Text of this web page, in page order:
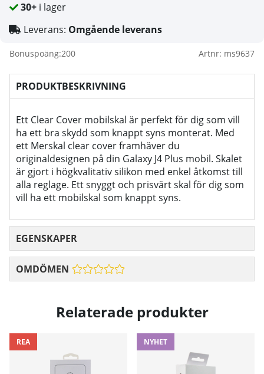
30+ i lager
Leverans: Omgående leverans
Bonuspoäng:200 Artnr: ms9637
PRODUKTBESKRIVNING
Ett Clear Cover mobilskal är perfekt för dig som vill
ha ett bra skydd som knappt syns monterat. Med
ett Merskal clear cover framhäver du
originaldesignen på din Galaxy J4 Plus mobil. Skalet
är gjort i högkvalitativ silikon med enkel åtkomst till
alla reglage. Ett snyggt och prisvärt skal för dig som
vill ha ett mobilskal som knappt syns.
EGENSKAPER
OMDÖMEN
Relaterade produkter
REA NYHET